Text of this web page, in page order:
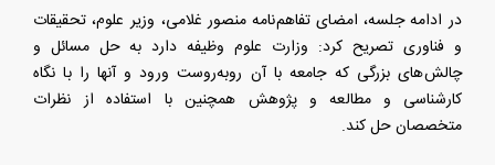
در ادامه جلسه، امضای تفاهم‌نامه منصور غلامی، وزیر علوم، تحقیقات
و فناوری تصریح کرد: وزارت علوم وظیفه دارد به حل مسائل و
چالش‌های بزرگی که جامعه با آن روبه‌روست ورود و آنها را با نگاه
کارشناسی و مطالعه و پژوهش همچنین با استفاده از نظرات
متخصصان حل کند.